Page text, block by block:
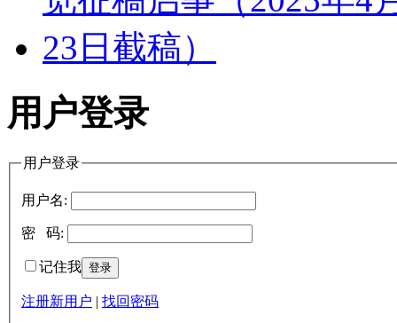
用户登录
用户登录
用户名:
密 码:
记住我
注册新用户 找回密码